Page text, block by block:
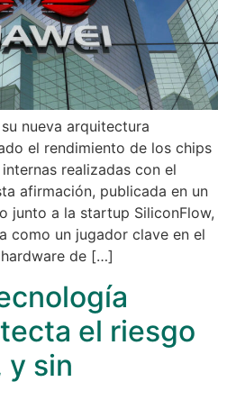
nueva arquitectura
el rendimiento de los chips
realizadas con el
afirmación, publicada en un
junto a la startup SiliconFlow,
como un jugador clave en el
de […]
el riesgo
y sin